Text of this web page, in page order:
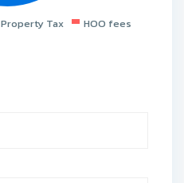
Property Tax
HOO fees